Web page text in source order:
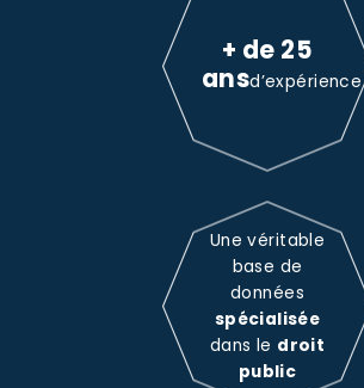
+ de 25
ansd’expérience
Une véritable
base de
données
spécialisée
dans le droit
public